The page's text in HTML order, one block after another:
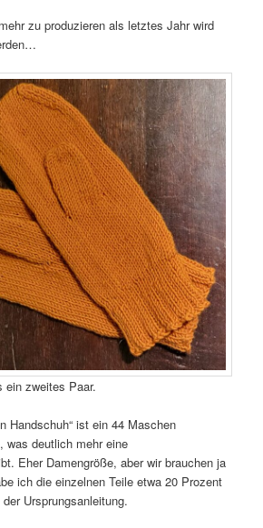
zu produzieren als letztes Jahr wird
ein zweites Paar.
Handschuh“ ist ein 44 Maschen
was deutlich mehr eine
Eher Damengröße, aber wir brauchen ja
ich die einzelnen Teile etwa 20 Prozent
Ursprungsanleitung.